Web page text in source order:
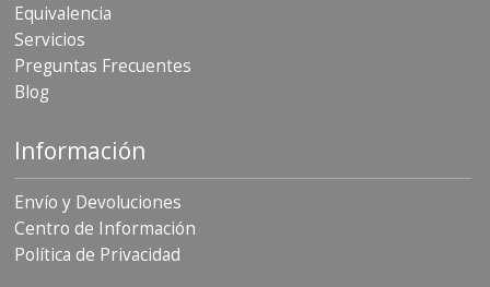
Equivalencia
Servicios
Preguntas Frecuentes
Blog
Información
Envío y Devoluciones
Centro de Información
Política de Privacidad